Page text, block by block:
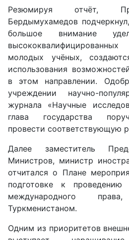
Резюмируя отчёт,
Бердымухамедов
большое внимание
молодых учёных,
использования
в этом направлении.
учреждении научно-
журнала «Научные
глава государства
провести соответствующую
Далее заместитель
Министров, министр
отчитался о Плане
подготовке к
международного права,
Туркменистаном.
Одним из приоритетов